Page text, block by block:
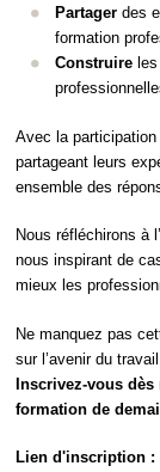
Partagerdes
formation
Construireles
Avec la participation
partageant leurs
ensemble des
Nous réfléchirons à
nous inspirant de
mieux les
Ne manquez pas
sur l’avenir du
Inscrivez-vous
formation de
Lien d'inscription :